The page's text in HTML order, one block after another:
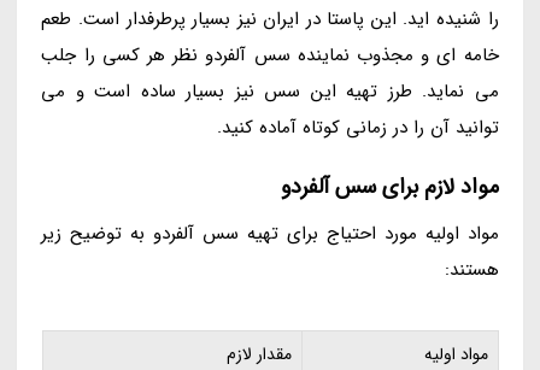
را شنیده اید. این پاستا در ایران نیز بسیار پرطرفدار است. طعم
خامه ای و مجذوب نماینده سس آلفردو نظر هر کسی را جلب
می نماید. طرز تهیه این سس نیز بسیار ساده است و می
توانید آن را در زمانی کوتاه آماده کنید.
مواد لازم برای سس آلفردو
مواد اولیه مورد احتیاج برای تهیه سس آلفردو به توضیح زیر
هستند:
مواد اولیه
مقدار لازم